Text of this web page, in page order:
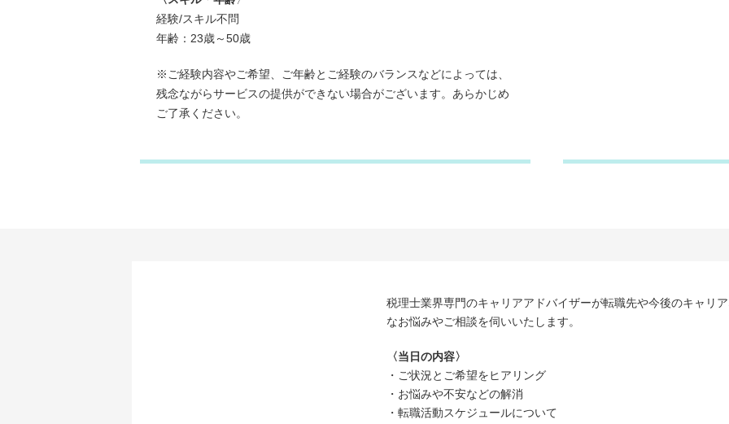
経験/スキル不問
年齢：23歳～50歳
※ご経験内容やご希望、ご年齢とご経験のバランスなどによっては、
残念ながらサービスの提供ができない場合がございます。あらかじめ
ご了承ください。
税理士業界専門のキャリアアドバイザーが転職先や今後のキャリ
なお悩みやご相談を伺いいたします。
〈当日の内容〉
・ご状況とご希望をヒアリング
・お悩みや不安などの解消
・転職活動スケジュールについて